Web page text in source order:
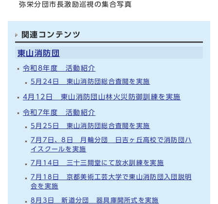
弥栄分団市長激励巡視の集合写真
関連コンテンツ
東山消防団
令和8年度 活動紹介
5月24日 東山消防団総合査閲を実施
4月12日 東山消防団山林火災防御訓練を実施
令和7年度 活動紹介
5月25日 東山消防団総合査閲を実施
7月7日、8日 月輪分団 日吉ヶ丘高校で消防団ハ
イスクールを実施
7月14日 三十三間堂にて放水訓練を実施
7月18日 京都美術工芸大学で東山消防団入団説明
会を実施
8月3日 新道分団 器具庫開所式を実施